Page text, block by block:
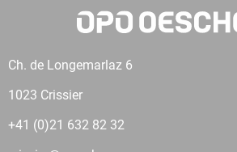
Ch. de Longemarlaz 6
1023 Crissier
+41 (0)21 632 82 32